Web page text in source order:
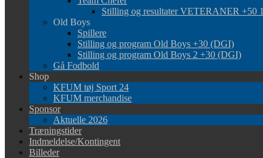
Stilling og resultater VETERANER +50 1
Old Boys
Spillere
Stilling og program Old Boys +30 (DGI)
Stilling og program Old Boys 2 +30 (DGI)
Gå Fodbold
Shop
KFUM tøj Sport 24
KFUM merchandise
Sponsor
Aktuelle 2026
Træningstider
Indmeldelse/Kontingent
Billeder